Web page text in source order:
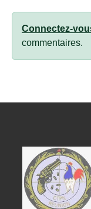
Connectez-
commentaires.